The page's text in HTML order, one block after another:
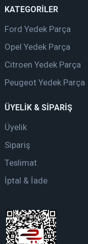
KATEGORİLER
Ford Yedek Parça
Opel Yedek Parça
Citroen Yedek Parça
Peugeot Yedek Parça
ÜYELİK & SİPARİŞ
Üyelik
Sipariş
Teslimat
İptal & İade